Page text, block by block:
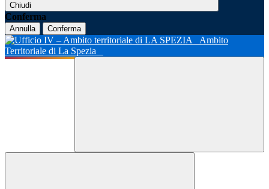
Chiudi
Conferma
Annulla Conferma
Ambito
Territoriale di La Spezia